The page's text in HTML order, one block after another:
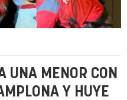
UNA MENOR CON
Y HUYE